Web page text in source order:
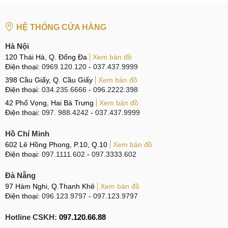
Linh kiện Zin 100%
Linh kiện Zin 100%
Về chất lượng màn hình dùng trong thay thế, MobileCity
Care chỉ lựa chọn hợp tác với những đơn vị cung ứng Uy
tín, lựa chọn linh kiện chất lượng cao đáp ứng đủ những
tiêu chí:
Linh kiện Zin 100%
linh kiện mới hoàn toàn.
Linh kiện Chính hãng, chất lượng cao
dùng trong thay thế là hàng Chính hãng, chất lượng cao,
không dùng linh kiện kém chất lượng.
Nguồn gốc rõ ràng: Nguồn gốc linh kiện rõ ràng, đầy
đủ giấy tờ chứng thực nguồn gốc.
HỆ THỐNG CỬA HÀNG
Hà Nội
120 Thái Hà, Q. Đống Đa
Xem bản đồ
Điện thoại: 0969.120.120 - 037.437.9999
398 Cầu Giấy, Q. Cầu Giấy
Xem bản đồ
Điện thoại: 034.235.6666 - 096.2222.398
42 Phố Vọng, Hai Bà Trưng
Xem bản đồ
Điện thoại: 097. 988.4242 - 037.437.9999
Hồ Chí Minh
602 Lê Hồng Phong, P.10, Q.10
Xem bản đồ
Điện thoại: 097.1111.602 - 097.3333.602
Đà Nẵng
97 Hàm Nghi, Q.Thanh Khê
Xem bản đồ
Điện thoại: 096.123.9797 - 097.123.9797
Hotline CSKH: 097.120.66.88